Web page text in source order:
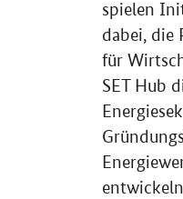
spielen
dabei, die
für
SET Hub